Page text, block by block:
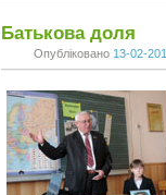
Батькова доля
Опубліковано 13-02-